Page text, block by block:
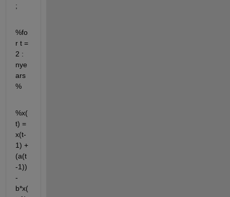
;
%fo
r t =
2 :
nye
ars
%
%x(
t) =
x(t-
1) +
(a(t
-1))
-
b*x(